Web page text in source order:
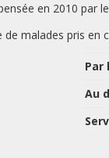
en 2010 par
malades pris en
Par
Au